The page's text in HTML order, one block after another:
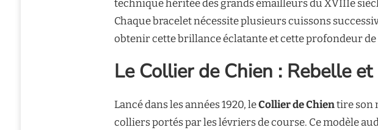
technique héritée des grands émailleurs du XVIIIe
Chaque bracelet nécessite plusieurs cuissons
obtenir cette brillance éclatante et cette profondeur
Le Collier de Chien : Rebelle
Lancé dans les années 1920, leCollier de Chientire son
colliers portés par les lévriers de course. Ce modèle